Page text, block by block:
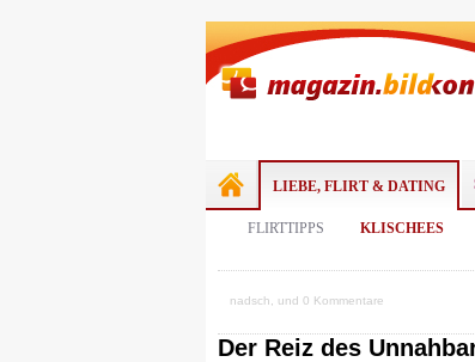
LIEBE, FLIRT & DATING
FLIRTTIPPS KLISCHEES
nadsch, und 0 Kommentare
Der Reiz des